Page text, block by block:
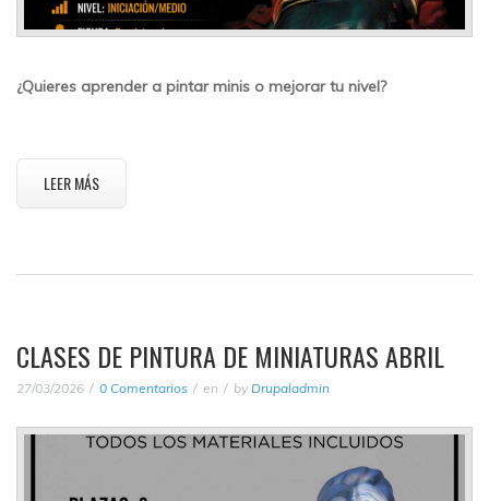
¿Quieres aprender a pintar minis o mejorar tu nivel?
LEER MÁS
CLASES DE PINTURA DE MINIATURAS ABRIL
27/03/2026 0 Comentarios en by Drupaladmin